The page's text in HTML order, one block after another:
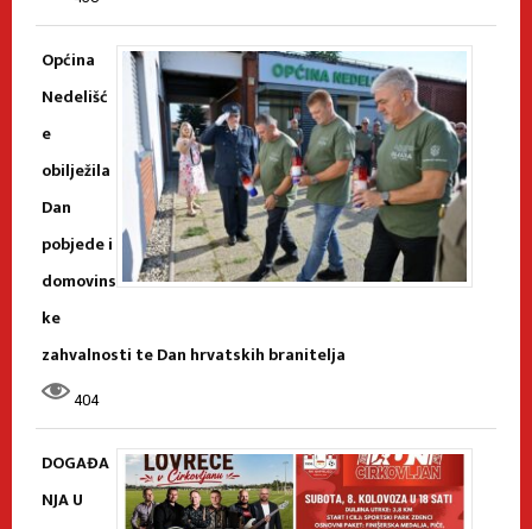
Općina
Nedelišć
e
obilježila
Dan
pobjede i
domovins
ke
zahvalnosti te Dan hrvatskih branitelja
404
DOGAĐA
NJA U